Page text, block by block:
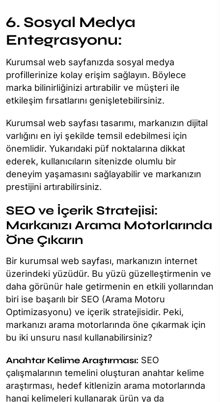
6. Sosyal Medya
Entegrasyonu:
Kurumsal web sayfanızda sosyal medya
profillerinize kolay erişim sağlayın. Böylece
marka bilinirliğinizi artırabilir ve müşteri ile
etkileşim fırsatlarını genişletebilirsiniz.
Kurumsal web sayfası tasarımı, markanızın dijital
varlığını en iyi şekilde temsil edebilmesi için
önemlidir. Yukarıdaki püf noktalarına dikkat
ederek, kullanıcıların sitenizde olumlu bir
deneyim yaşamasını sağlayabilir ve markanızın
prestijini artırabilirsiniz.
SEO ve İçerik Stratejisi:
Markanızı Arama Motorlarında
Öne Çıkarın
Bir kurumsal web sayfası, markanızın internet
üzerindeki yüzüdür. Bu yüzü güzelleştirmenin ve
daha görünür hale getirmenin en etkili yollarından
biri ise başarılı bir SEO (Arama Motoru
Optimizasyonu) ve içerik stratejisidir. Peki,
markanızı arama motorlarında öne çıkarmak için
bu iki unsuru nasıl kullanabilirsiniz?
Anahtar Kelime Araştırması: SEO
çalışmalarının temelini oluşturan anahtar kelime
araştırması, hedef kitlenizin arama motorlarında
hangi kelimeleri kullanarak ürün ya da